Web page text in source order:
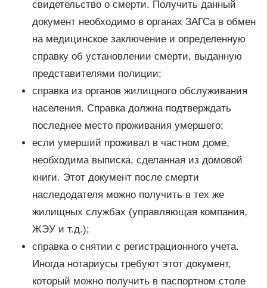
свидетельство о смерти. Получить данный
документ необходимо в органах ЗАГСа в обмен
на медицинское заключение и определенную
справку об установлении смерти, выданную
представителями полиции;
справка из органов жилищного обслуживания
населения. Справка должна подтверждать
последнее место проживания умершего;
если умерший проживал в частном доме,
необходима выписка, сделанная из домовой
книги. Этот документ после смерти
наследодателя можно получить в тех же
жилищных службах (управляющая компания,
ЖЭУ и т.д.);
справка о снятии с регистрационного учета.
Иногда нотариусы требуют этот документ,
который можно получить в паспортном столе